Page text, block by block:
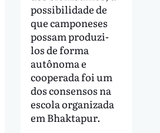
possibilidade de
que camponeses
possam produzi-
los de forma
autônoma e
cooperada foi um
dos consensos na
escola organizada
em Bhaktapur.